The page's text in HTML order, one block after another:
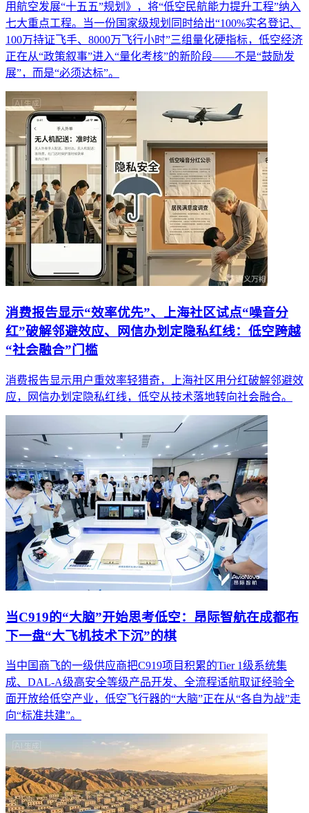
用航空发展“十五五”规划》，将“低空民航能力提升工程”纳入
七大重点工程。当一份国家级规划同时给出“100%实名登记、
100万持证飞手、8000万飞行小时”三组量化硬指标，低空经济
正在从“政策叙事”进入“量化考核”的新阶段——不是“鼓励发
展”，而是“必须达标”。
消费报告显示“效率优先”、上海社区试点“噪音分
红”破解邻避效应、网信办划定隐私红线：低空跨越
“社会融合”门槛
消费报告显示用户重效率轻猎奇，上海社区用分红破解邻避效
应，网信办划定隐私红线，低空从技术落地转向社会融合。
当C919的“大脑”开始思考低空：昂际智航在成都布
下一盘“大飞机技术下沉”的棋
当中国商飞的一级供应商把C919项目积累的Tier 1级系统集
成、DAL-A级高安全等级产品开发、全流程适航取证经验全
面开放给低空产业，低空飞行器的“大脑”正在从“各自为战”走
向“标准共建”。